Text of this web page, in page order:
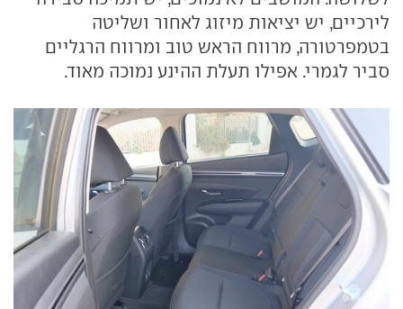
לירכיים, יש יציאות מיזוג לאחור ושליטה
בטמפרטורה, מרווח הראש טוב ומרווח הרגליים
סביר לגמרי. אפילו תעלת ההינע נמוכה מאוד.